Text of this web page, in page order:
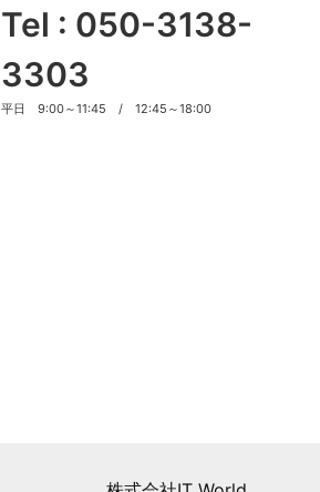
Tel : 050-3138-
3303
平日 9:00～11:45 / 12:45～18:00